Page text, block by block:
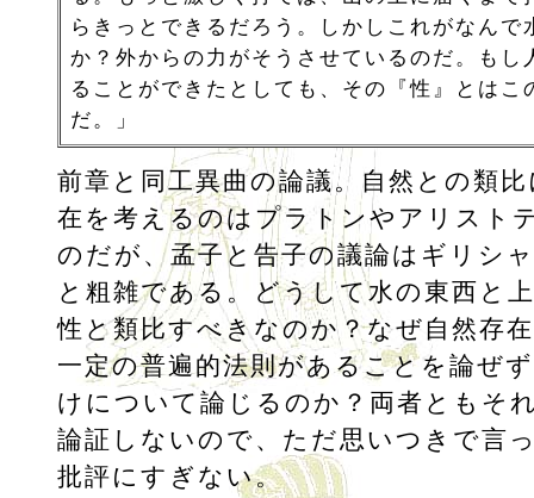
らきっとできるだろう。しかしこれがなんで
か？外からの力がそうさせているのだ。もし
ることができたとしても、その『性』とはこ
だ。」
前章と同工異曲の論議。自然との類
在を考えるのはプラトンやアリスト
のだが、孟子と告子の議論はギリシ
と粗雑である。どうして水の東西と
性と類比すべきなのか？なぜ自然存
一定の普遍的法則があることを論ぜ
けについて論じるのか？両者ともそ
論証しないので、ただ思いつきで言
批評にすぎない。